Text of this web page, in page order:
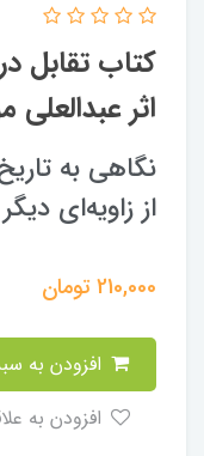
کتاب تقابل
اثر
نگاهی به
از زاویه‌ای دیگر
210,000تومان